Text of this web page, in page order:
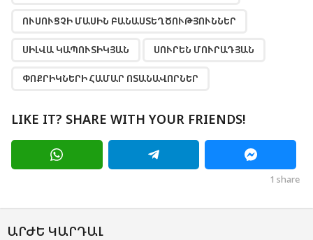
ՈՒՍՈՒՑՉԻ ՄԱՍԻՆ ԲԱՆԱՍՏԵՂԾՈՒԹՅՈՒՆՆԵՐ
ՍԻԼՎԱ ԿԱՊՈՒՏԻԿՅԱՆ ՍՈՒՐԵՆ ՄՈՒՐԱԴՅԱՆ
ՓՈՔՐԻԿՆԵՐԻ ՀԱՄԱՐ ՈՏԱՆԱՎՈՐՆԵՐ
LIKE IT? SHARE WITH YOUR FRIENDS!
1 share
ԱՐԺԵ ԿԱՐԴԱԼ